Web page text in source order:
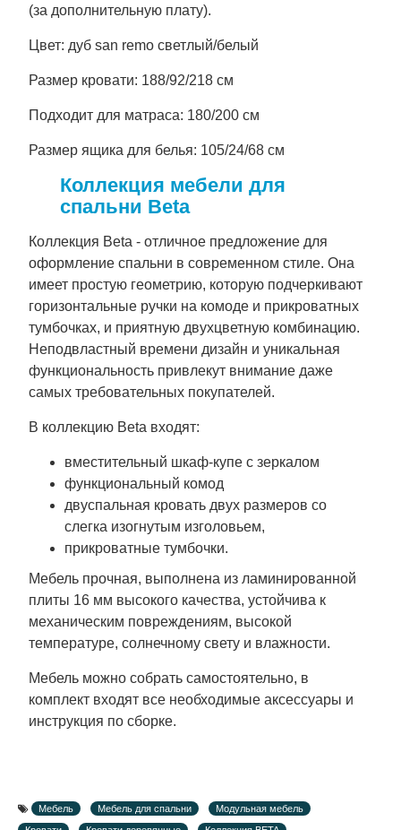
(за дополнительную плату).
Цвет: дуб san remo светлый/белый
Размер кровати: 188/92/218 см
Подходит для матраса: 180/200 см
Размер ящика для белья: 105/24/68 см
Коллекция мебели для
спальни Beta
Коллекция Beta - отличное предложение для
оформление спальни в современном стиле. Она
имеет простую геометрию, которую подчеркивают
горизонтальные ручки на комоде и прикроватных
тумбочках, и приятную двухцветную комбинацию.
Неподвластный времени дизайн и уникальная
функциональность привлекут внимание даже
самых требовательных покупателей.
В коллекцию Beta входят:
вместительный шкаф-купе с зеркалом
функциональный комод
двуспальная кровать двух размеров со
слегка изогнутым изголовьем,
прикроватные тумбочки.
Мебель прочная, выполнена из ламинированной
плиты 16 мм высокого качества, устойчива к
механическим повреждениям, высокой
температуре, солнечному свету и влажности.
Мебель можно собрать самостоятельно, в
комплект входят все необходимые аксессуары и
инструкция по сборке.
Мебель Мебель для спальни
Модульная мебель